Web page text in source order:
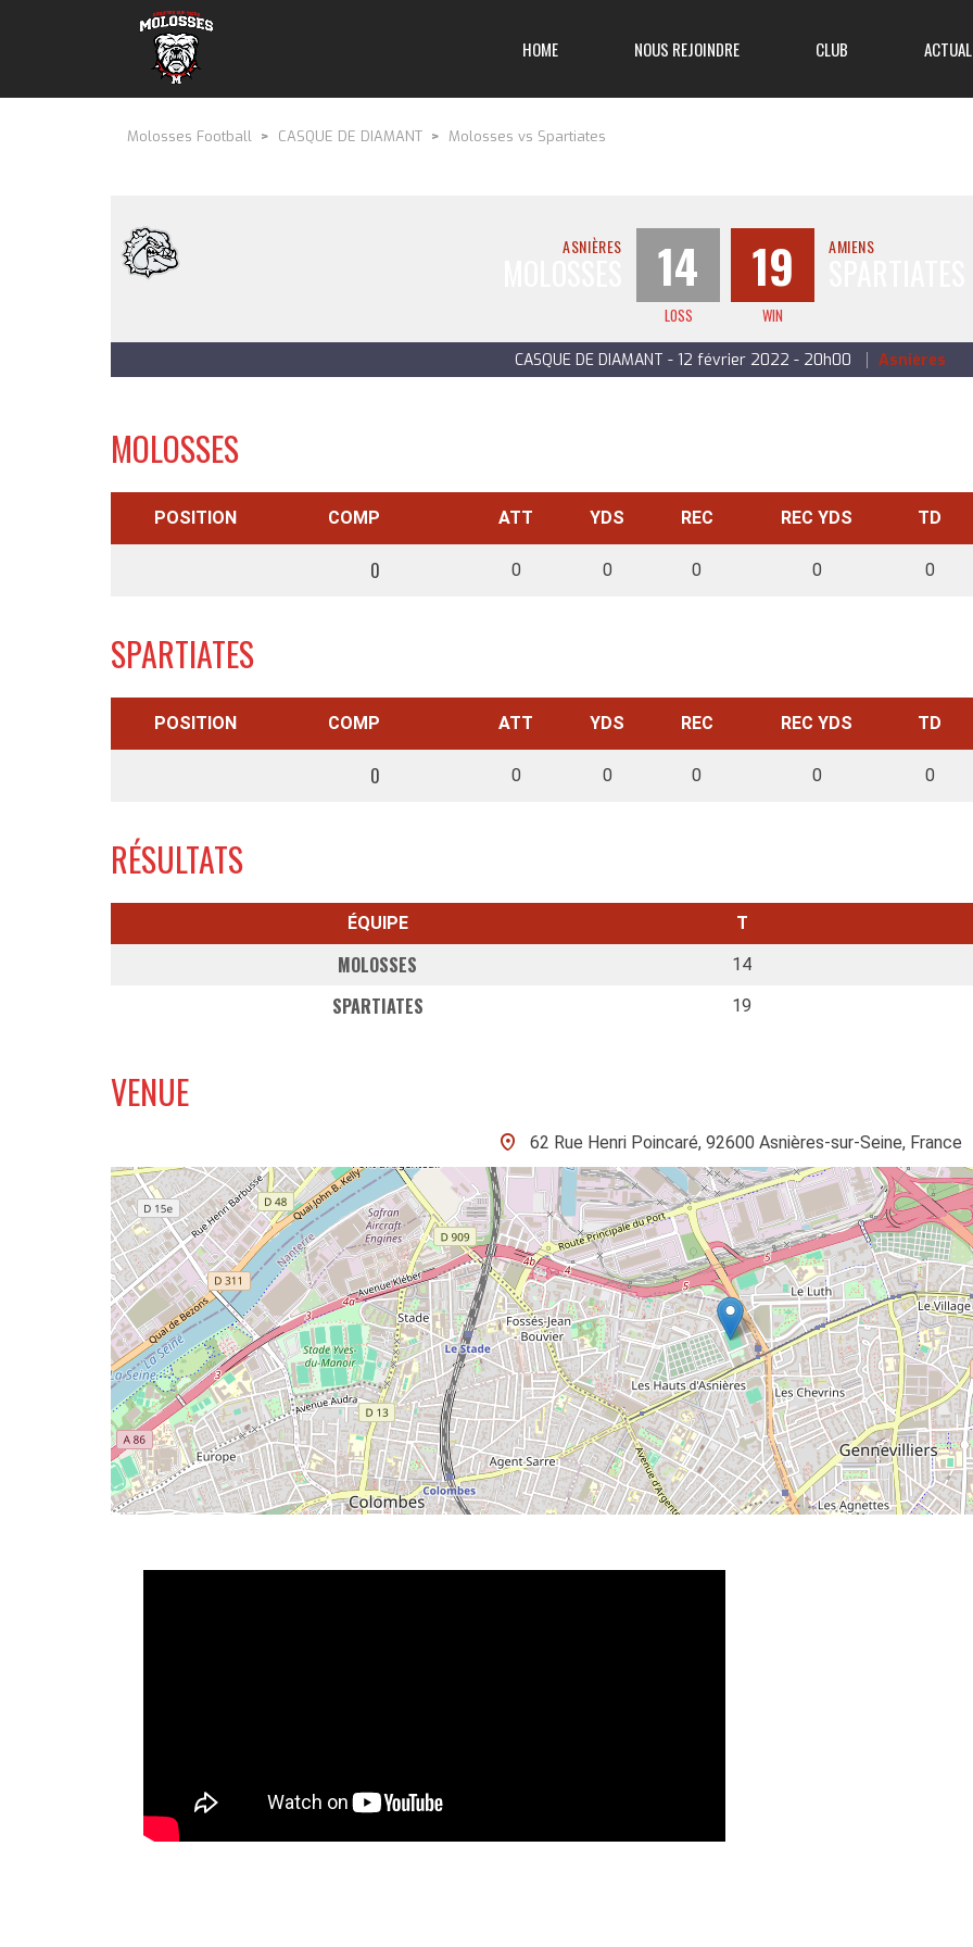
HOME NOUS REJOINDRE CLUB
Molosses Football > CASQUE DE DIAMANT > Molosses vs Spartiates
ASNIÈRES 14
LOSS
19
WIN
AMIENS
CASQUE DE DIAMANT - 12 février 2022 - 20h00 Asnières
MOLOSSES
POSITION COMP ATT YDS REC REC YDS TD
0 0 0 0 0 0
SPARTIATES
POSITION COMP ATT YDS REC REC YDS TD
0 0 0 0 0 0
RÉSULTATS
ÉQUIPE T
MOLOSSES 14
SPARTIATES 19
VENUE
62 Rue Henri Poincaré, 92600 Asnières-sur-Seine, France